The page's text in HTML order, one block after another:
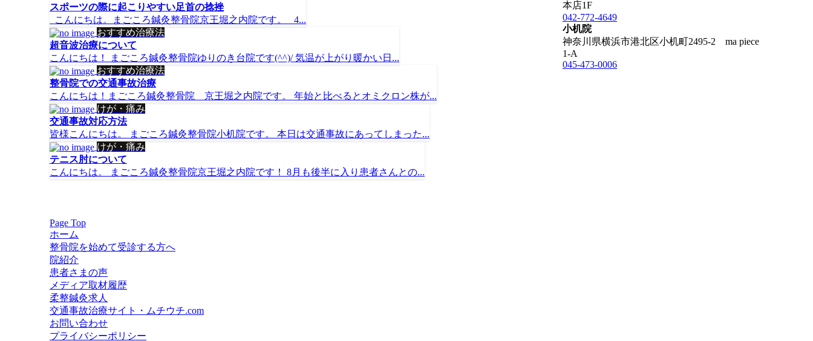
スポーツの際に起こりやすい足首の捻挫
こんにちは。まごころ鍼灸整骨院京王堀之内院です。 4...
おすすめ治療法
超音波治療について
こんにちは！ まごころ鍼灸整骨院ゆりのき台院です(^^)/ 気温が上がり暖かい日...
おすすめ治療法
整骨院での交通事故治療
こんにちは！まごころ鍼灸整骨院 京王堀之内院です。 年始と比べるとオミクロン株が...
けが・痛み
交通事故対応方法
皆様こんにちは。 まごころ鍼灸整骨院小机院です。 本日は交通事故にあってしまった...
けが・痛み
テニス肘について
こんにちは。 まごころ鍼灸整骨院京王堀之内院です！ 8月も後半に入り患者さんとの...
本店1F
042-772-4649
小机院
神奈川県横浜市港北区小机町2495-2 ma piece
1-A
045-473-0006
Page Top
ホーム
整骨院を始めて受診する方へ
院紹介
患者さまの声
メディア取材履歴
柔整鍼灸求人
交通事故治療サイト・ムチウチ.com
お問い合わせ
プライバシーポリシー